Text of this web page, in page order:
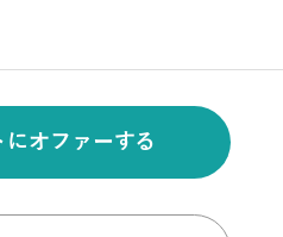
にオファーする